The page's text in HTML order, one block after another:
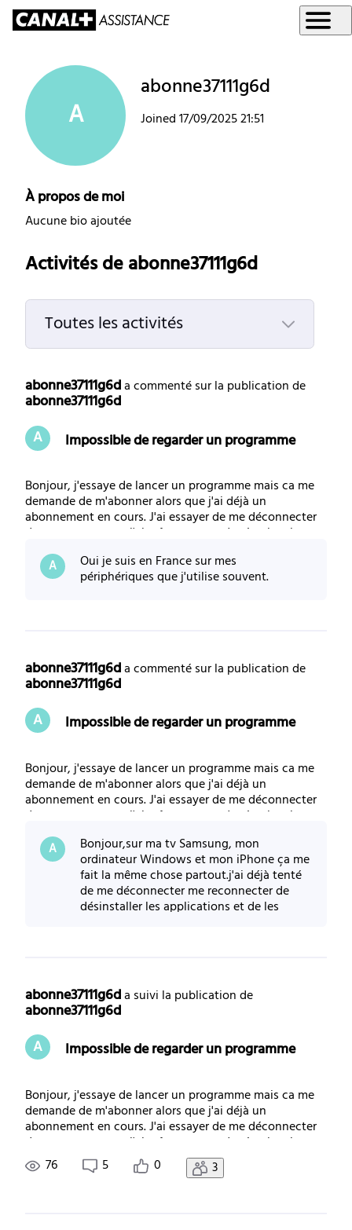
A
abonne37111g6d
Joined17/09/2025 21:51
À propos de moi
Aucune bio ajoutée
Activités de abonne37111g6d
Toutes les activités
Toutes
activités
abonne37111g6d a commenté sur la publication de
abonne37111g6d
A
Impossible de regarder un programme
Bonjour, j'essaye de lancer un programme mais ca me
demande de m'abonner alors que j'ai déjà un
abonnement en cours. J'ai essayer de me déconnecter
de me reconnecter j'ai même essaye de réactiver les
droit mais rien ne fonctionne. Quelqu'un a le meme bug
A Oui je suis en France sur mes
périphériques que j'utilise souvent.
abonne37111g6d a commenté sur la publication de
abonne37111g6d
A
Impossible de regarder un programme
Bonjour, j'essaye de lancer un programme mais ca me
demande de m'abonner alors que j'ai déjà un
abonnement en cours. J'ai essayer de me déconnecter
de me reconnecter j'ai même essaye de réactiver les
droit mais rien ne fonctionne. Quelqu'un a le meme bug
A Bonjour,sur ma tv Samsung, mon
ordinateur Windows et mon iPhone ça me
fait la même chose partout.j'ai déjà tenté
de me déconnecter me reconnecter de
désinstaller les applications et de les
abonne37111g6d a suivi la publication de
abonne37111g6d
A
Impossible de regarder un programme
Bonjour, j'essaye de lancer un programme mais ca me
demande de m'abonner alors que j'ai déjà un
abonnement en cours. J'ai essayer de me déconnecter
de me reconnecter j'ai même essaye de réactiver les
droit mais rien ne fonctionne. Quelqu'un a le meme bug
? 76 5 0 3